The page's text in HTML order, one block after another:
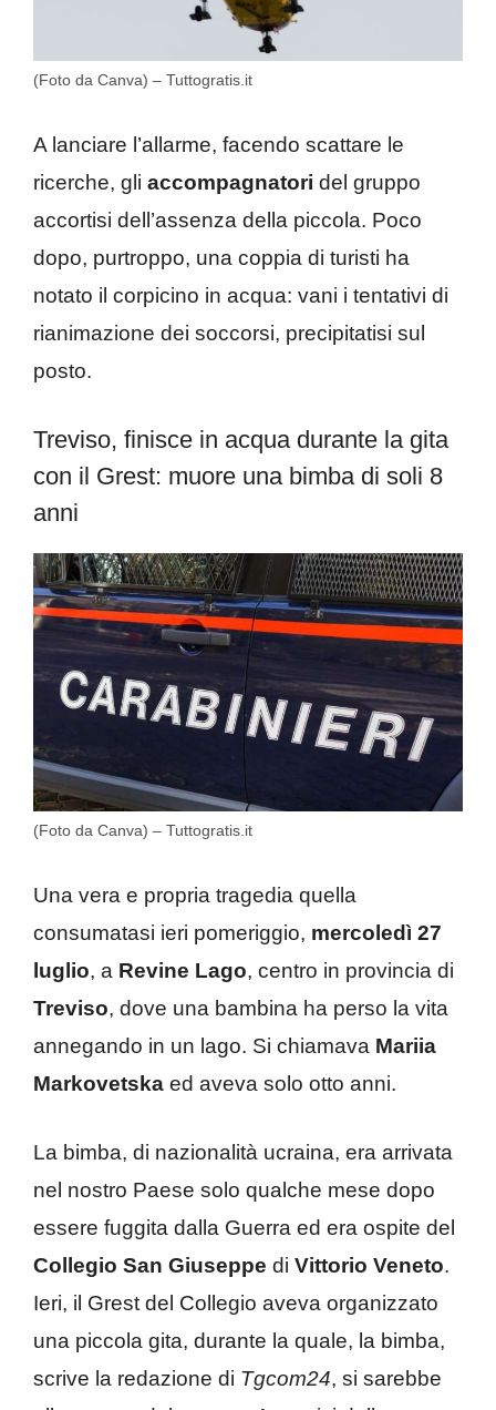
(Foto da Canva) – Tuttogratis.it
A lanciare l’allarme, facendo scattare le
ricerche, gli accompagnatori del gruppo
accortisi dell’assenza della piccola. Poco
dopo, purtroppo, una coppia di turisti ha
notato il corpicino in acqua: vani i tentativi di
rianimazione dei soccorsi, precipitatisi sul
posto.
Treviso, finisce in acqua durante la gita
con il Grest: muore una bimba di soli 8
anni
(Foto da Canva) – Tuttogratis.it
Una vera e propria tragedia quella
consumatasi ieri pomeriggio, mercoledì 27
luglio, a Revine Lago, centro in provincia di
Treviso, dove una bambina ha perso la vita
annegando in un lago. Si chiamava Mariia
Markovetska ed aveva solo otto anni.
La bimba, di nazionalità ucraina, era arrivata
nel nostro Paese solo qualche mese dopo
essere fuggita dalla Guerra ed era ospite del
Collegio San Giuseppe di Vittorio Veneto.
Ieri, il Grest del Collegio aveva organizzato
una piccola gita, durante la quale, la bimba,
scrive la redazione di Tgcom24, si sarebbe